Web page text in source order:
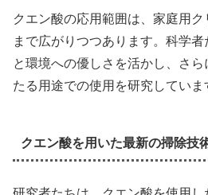
クエン酸の応用範囲は、家庭用
まで広がりつつあります。科学
と環境への優しさを活かし、さ
たる用途での使用を研究していま
クエン酸を用いた最新の掃除技